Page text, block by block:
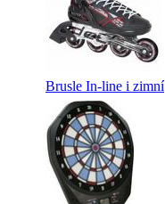
Brusle In-line i zimní